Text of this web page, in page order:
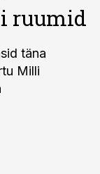
ruumid
täna
Milli